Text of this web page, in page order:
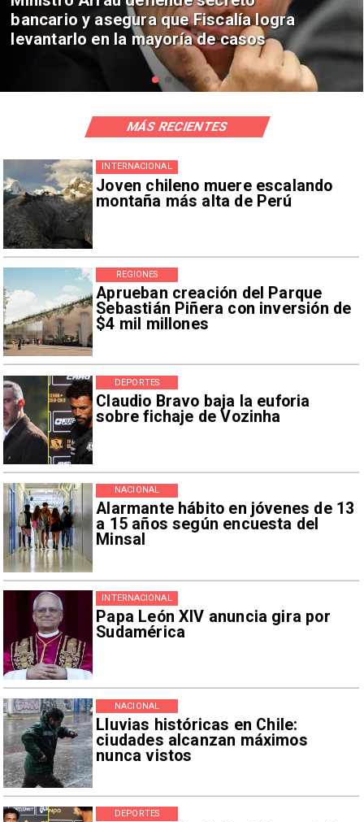
con Penélope Cruz y Anne Hathaway
Joven chileno muere escalando
montaña más alta de Perú
INTERNACIONAL
Aprueban creación del Parque
Sebastián Piñera con inversión de
$4 mil millones
REGIONES
Claudio Bravo baja la euforia
sobre fichaje de Vozinha
DEPORTES
Alarmante hábito en jóvenes de 13
a 15 años según encuesta del
Minsal
NACIONAL
Papa León XIV anuncia gira por
Sudamérica
INTERNACIONAL
Lluvias históricas en Chile:
ciudades alcanzan máximos
nunca vistos
NACIONAL
DEPORTES
MÁS RECIENTES